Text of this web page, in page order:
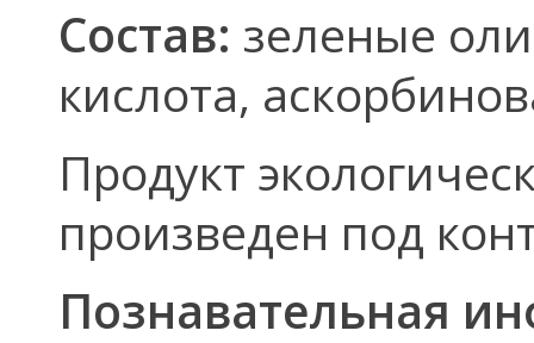
Состав: зеленые
кислота,
Продукт
произведен под
Познавательная